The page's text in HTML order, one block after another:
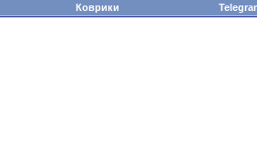
Коврики